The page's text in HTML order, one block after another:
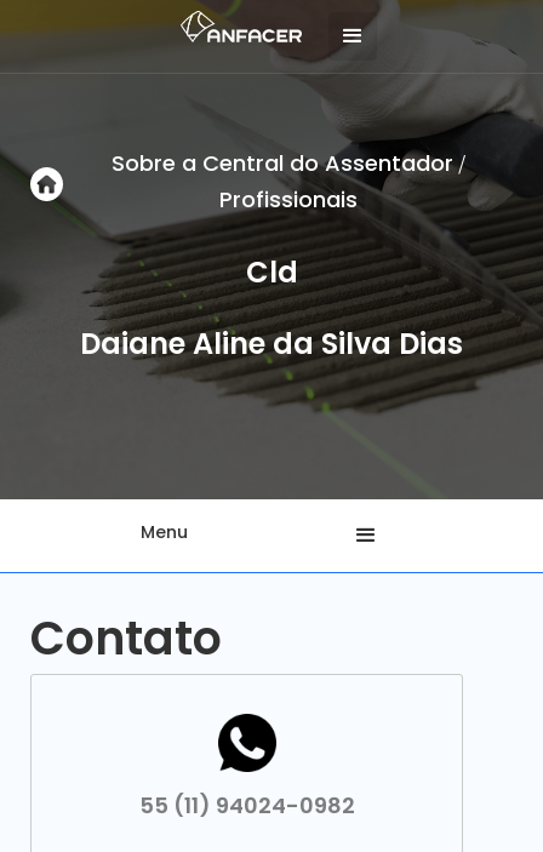
Sobre a Central do Assentador/
Profissionais
Cld
Daiane Aline da Silva Dias
Menu
Contato
55 (11) 94024-0982